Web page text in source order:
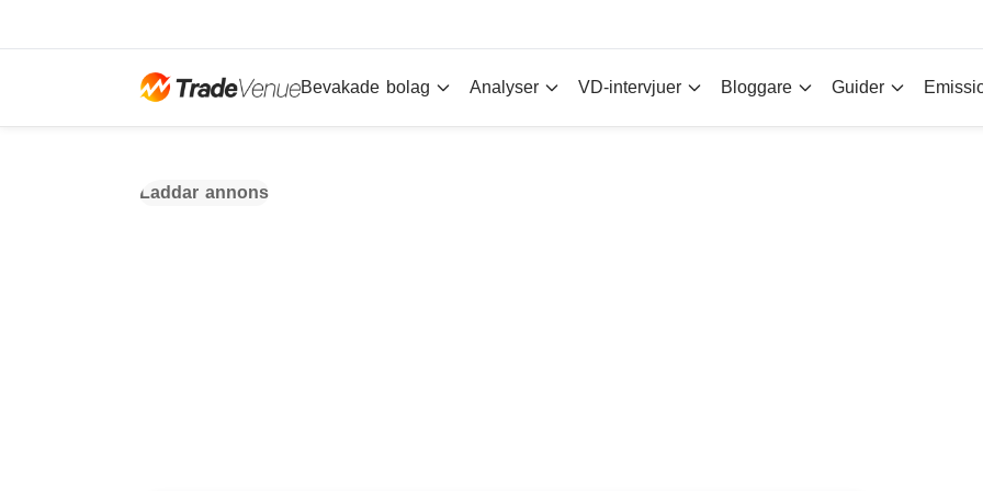
Bevakade bolag Analyser VD-intervjuer Bloggare Guider
Laddar annons